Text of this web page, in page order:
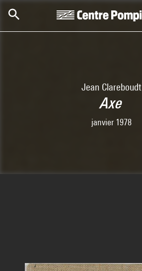
Jean Clareboudt
Axe
janvier 1978